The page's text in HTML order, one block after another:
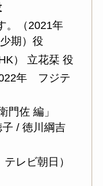
。（2021年
期）役
） 立花栞 役
年 フジテ
門佐 編」
/ 徳川綱吉
レビ朝日）